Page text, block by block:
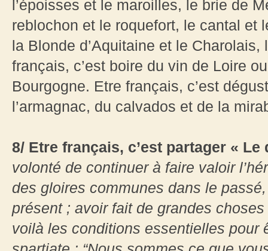
l’époisses et le maroilles, le brie de
reblochon et le roquefort, le cantal et
la Blonde d’Aquitaine et le Charolais,
français, c’est boire du vin de Loire
Bourgogne. Etre français, c’est
l’armagnac, du calvados et de la
8/ Etre français, c’est partager «
volonté de continuer à faire valoir
des gloires communes dans le
présent ; avoir fait de grandes
voilà les conditions essentielles pour